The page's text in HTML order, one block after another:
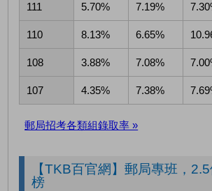
111 5.70% 7.19%
110 8.13% 6.65%
108 3.88% 7.08%
107 4.35% 7.38%
郵局招考各類組錄取率 »
【TKB百官網】郵局專班，
榜